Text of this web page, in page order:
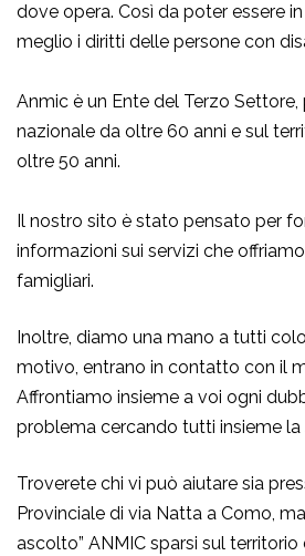
dove opera. Così da poter essere
meglio i diritti delle persone con
Anmic è un Ente del Terzo
nazionale da oltre 60 anni e sul
oltre 50 anni.
Il nostro sito è stato pensato per
informazioni sui servizi che
famigliari.
Inoltre, diamo una mano a tutti
motivo, entrano in contatto con il
Affrontiamo insieme a voi ogni
problema cercando tutti insieme la
Troverete chi vi può aiutare sia
Provinciale di via Natta a Como,
ascolto” ANMIC sparsi sul